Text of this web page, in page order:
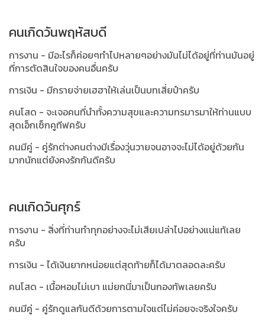
คนเกิดวันพฤหัสบดี
การงาน - มีอะไรก็ค่อยๆทำไปหลายๆอย่างมันไม่ได้อยู่ที่ท่านมันอยู่
ที่การตัดสินใจของคนอื่นครับ
การเงิน - มีกรายจ่ายเฮฮาให้เล่นเป็นบทเสี่ยป๋าครับ
คนโสด - จะเจอคนที่นำทั้งความสุขและความทรมารมาให้ท่านแบบ
สุดเอ็กเซ็กคูทีฟครับ
คนมีคู่ - คู่รักต่างคนต่างมีเรื่องวุ่นวายจนอาจจะไม่ได้อยู่ด้วยกัน
มากนักแต่ยังคงรักกันดีครับ
คนเกิดวันศุกร์
การงาน - สิ่งที่ท่านทำทุกอย่างจะไม่เสียเปล่าไปอย่างแน่แท้เลย
ครับ
การเงิน - ได้เงินยากหน่อยแต่สุดท้ายก็ได้มาตลอดละครับ
คนโสด - เนื้อหอมไม่เบา แม่ยกนี่มาเป็นกองทัพเลยครับ
คนมีคู่ - คู่รักดูแลกันดีด้วยการตามใจแต่ไม่ค่อยจะจริงใจครับ